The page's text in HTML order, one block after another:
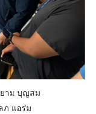
าม บุญสม
ภ แอร่ม